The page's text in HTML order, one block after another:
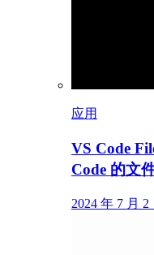
应用
VS Code
Code 的文
2024 年 7 月 2